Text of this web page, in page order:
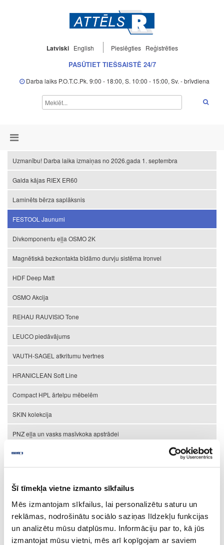
Šī tīmekļa vietne izmanto sīkfailus
Mēs izmantojam sīkfailus, lai personalizētu saturu un
reklāmas, nodrošinātu sociālo saziņas līdzekļu funkcijas
un analizētu mūsu datplūsmu. Informāciju par to, kā jūs
izmantojat mūsu vietni, mēs arī kopīgojam ar saviem
Latviski English Pieslēgties Reģistrēties
PASŪTIET TIEŠSAISTĒ 24/7
Darba laiks P.O.T.C.Pk. 9:00 - 18:00, S. 10:00 - 15:00, Sv. - brīvdiena
Uzmanību! Darba laika izmaiņas no 2026.gada 1. septembra
Galda kājas RIEX ER60
Laminēts bērza saplāksnis
FESTOOL Jaunumi
Divkomponentu eļļa OSMO 2K
Magnētiskā bezkontakta bīdāmo durvju sistēma Ironvel
HDF Deep Matt
OSMO Akcija
REHAU RAUVISIO Tone
LEUCO piedāvājums
VAUTH-SAGEL atkritumu tvertnes
HRANICLEAN Soft Line
Compact HPL ārtelpu mēbelēm
SKIN kolekcija
PNZ eļļa un vasks masīvkoka apstrādei
FEELNESS plātnes
REHAU RAUVOLET NOBLE MATT jaunas krāsas
Atvilktņu grīdas
ROCKO Tiles sienas paneļi